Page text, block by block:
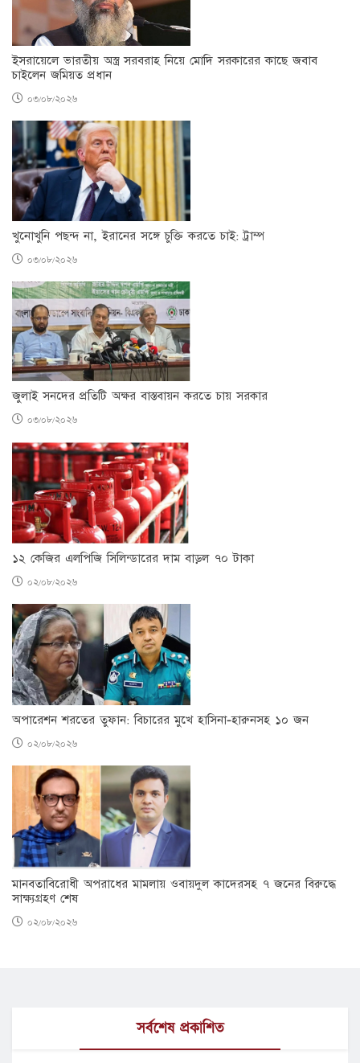
ইসরায়েলে ভারতীয় অস্ত্র সরবরাহ নিয়ে মোদি সরকারের কাছে জবাব
চাইলেন জমিয়ত প্রধান
০৩/০৮/২০২৬
খুনোখুনি পছন্দ না, ইরানের সঙ্গে চুক্তি করতে চাই: ট্রাম্প
০৩/০৮/২০২৬
জুলাই সনদের প্রতিটি অক্ষর বাস্তবায়ন করতে চায় সরকার
০৩/০৮/২০২৬
১২ কেজির এলপিজি সিলিন্ডারের দাম বাড়ল ৭০ টাকা
০২/০৮/২০২৬
অপারেশন শরতের তুফান: বিচারের মুখে হাসিনা-হারুনসহ ১০ জন
০২/০৮/২০২৬
মানবতাবিরোধী অপরাধের মামলায় ওবায়দুল কাদেরসহ ৭ জনের বিরুদ্ধে
সাক্ষ্যগ্রহণ শেষ
০২/০৮/২০২৬
সর্বশেষ প্রকাশিত